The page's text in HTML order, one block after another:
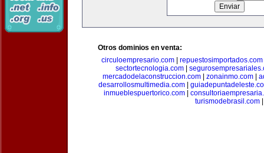
Otros dominios en venta:
circuloempresario.com| repuestosimportados.com
sectortecnologia.com
mercadodelaconstruccion.com
zonainmo.com
desarrollosmultimedia.com
inmueblespuertorico.com
turismodebrasil.com